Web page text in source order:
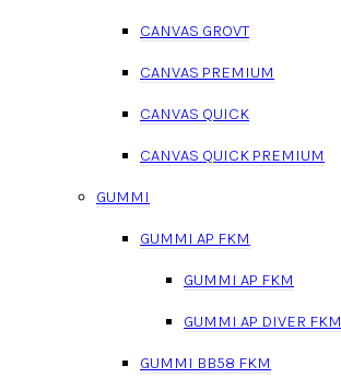
CANVAS GROVT
CANVAS PREMIUM
CANVAS QUICK
CANVAS QUICK PREMIUM
GUMMI
GUMMI AP FKM
GUMMI AP FKM
GUMMI AP DIVER FKM
GUMMI BB58 FKM